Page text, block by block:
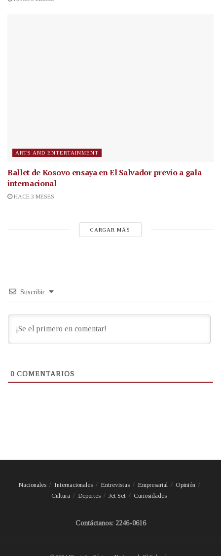
ARTS AND ENTERTAINMENT
Ballet de Kosovo ensaya en El Salvador previo a gala
internacional
HACE 3 MESES
CARGAR MÁS
Suscribir
0 COMENTARIOS
Nacionales Internacionales Entrevistas Empresarial
Opinión
Cultura
Deportes Jet Set Curiosidades
Contáctanos: 2246-0616